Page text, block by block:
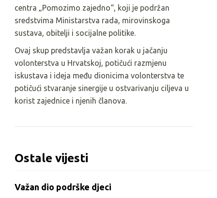
centra „Pomozimo zajedno“, koji je podržan
sredstvima Ministarstva rada, mirovinskoga
sustava, obitelji i socijalne politike.
Ovaj skup predstavlja važan korak u jačanju
volonterstva u Hrvatskoj, potičući razmjenu
iskustava i ideja među dionicima volonterstva te
potičući stvaranje sinergije u ostvarivanju ciljeva u
korist zajednice i njenih članova.
Ostale vijesti
Važan dio podrške djeci